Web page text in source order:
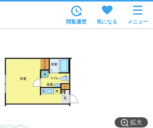
家賃相場から
通勤通学時間から
物件特集から
閲覧履歴 気になる メニュー
拡大